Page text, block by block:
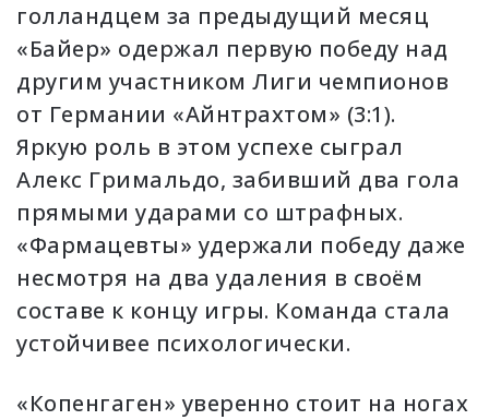
голландцем за предыдущий месяц
«Байер» одержал первую победу над
другим участником Лиги чемпионов
от Германии «Айнтрахтом» (3:1).
Яркую роль в этом успехе сыграл
Алекс Гримальдо, забивший два гола
прямыми ударами со штрафных.
«Фармацевты» удержали победу даже
несмотря на два удаления в своём
составе к концу игры. Команда стала
устойчивее психологически.
«Копенгаген» уверенно стоит на ногах